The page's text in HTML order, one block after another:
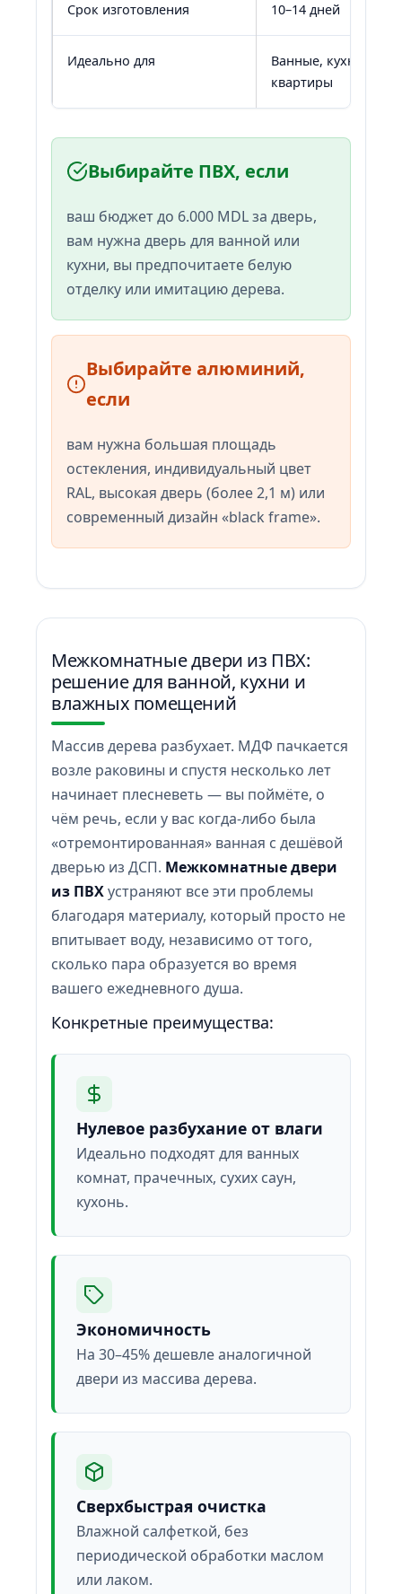
Срок изготовления 10–14 дней
Идеально для
Ванные, кухни,
квартиры
Выбирайте ПВХ, если
ваш бюджет до 6.000 MDL за дверь,
вам нужна дверь для ванной или
кухни, вы предпочитаете белую
отделку или имитацию дерева.
Выбирайте алюминий,
если
вам нужна большая площадь
остекления, индивидуальный цвет
RAL, высокая дверь (более 2,1 м) или
современный дизайн «black frame».
Межкомнатные двери из ПВХ:
решение для ванной, кухни и
влажных помещений
Массив дерева разбухает. МДФ пачкается
возле раковины и спустя несколько лет
начинает плесневеть — вы поймёте, о
чём речь, если у вас когда-либо была
«отремонтированная» ванная с дешёвой
дверью из ДСП. Межкомнатные двери
из ПВХустраняют все эти проблемы
благодаря материалу, который просто не
впитывает воду, независимо от того,
сколько пара образуется во время
вашего ежедневного душа.
Конкретные преимущества:
Нулевое разбухание от влаги
Идеально подходят для ванных
комнат, прачечных, сухих саун,
кухонь.
Экономичность
На 30–45% дешевле аналогичной
двери из массива дерева.
Сверхбыстрая очистка
Влажной салфеткой, без
периодической обработки маслом
или лаком.